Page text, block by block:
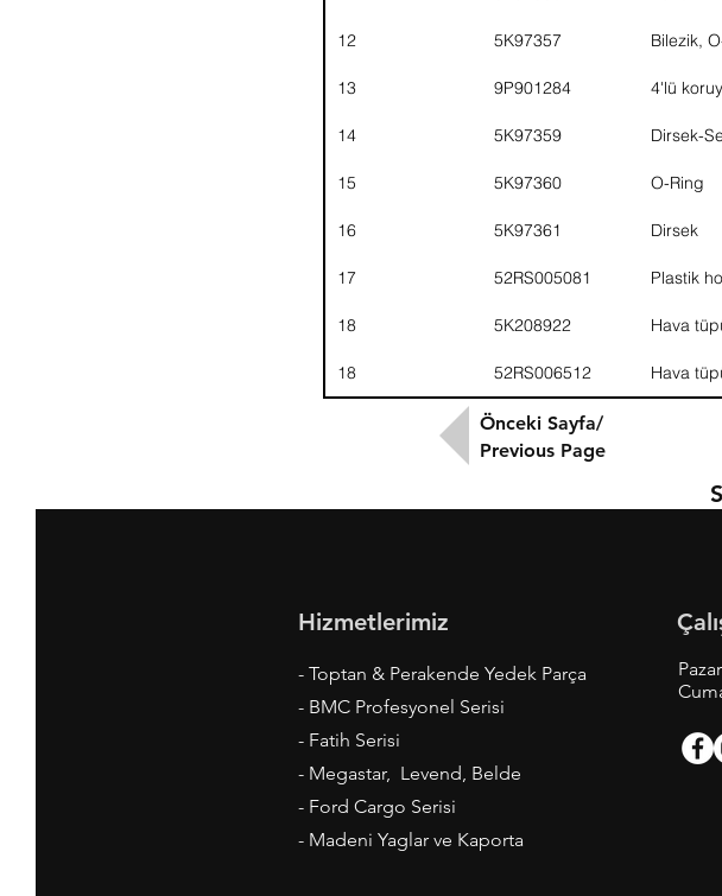
12 5K97357 Bilezik,
13 9P901284 4'lü
14 5K97359 Dirsek-
15 5K97360 O-Ring
16 5K97361 Dirsek
17 52RS005081 Plastik
18 5K208922 Hava
18 52RS006512 Hava
Önceki Sayfa/
Previous Page
Hizmetlerimiz
- Toptan & Perakende Yedek Parça
- BMC Profesyonel Serisi
- Fatih Serisi
- Megastar, Levend, Belde
- Ford Cargo Serisi
- Madeni Yaglar ve Kaporta